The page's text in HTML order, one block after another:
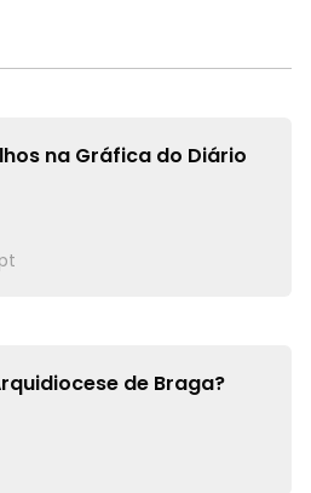
na Gráfica do Diário
de Braga?